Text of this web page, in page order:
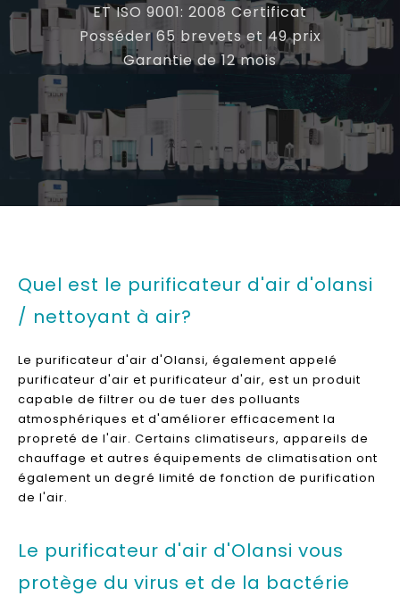
ET ISO 9001: 2008 Certificat
Posséder 65 brevets et 49 prix
Garantie de 12 mois
Quel est le purificateur d'air d'olansi
/ nettoyant à air?
Le purificateur d'air d'Olansi, également appelé
purificateur d'air et purificateur d'air, est un produit
capable de filtrer ou de tuer des polluants
atmosphériques et d'améliorer efficacement la
propreté de l'air. Certains climatiseurs, appareils de
chauffage et autres équipements de climatisation ont
également un degré limité de fonction de purification
de l'air.
Le purificateur d'air d'Olansi vous
protège du virus et de la bactérie